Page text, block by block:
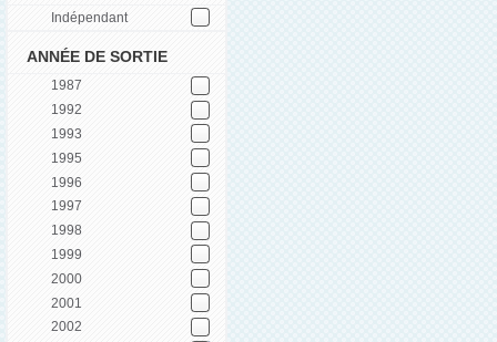
Indépendant
ANNÉE DE SORTIE
1987
1992
1993
1995
1996
1997
1998
1999
2000
2001
2002